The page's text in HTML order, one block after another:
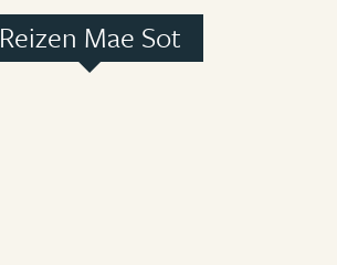
Reizen Mae Sot